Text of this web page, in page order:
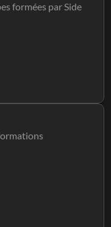
formées par Side